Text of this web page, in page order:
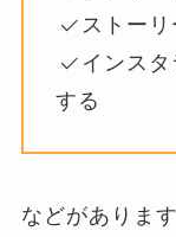
ストー
インス
する
などがありま